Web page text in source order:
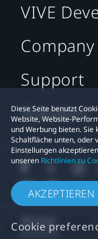
Diese Seite benutzt
Website, Website-
und Werbung bieten. Sie
Schaltfläche unten, oder
Einstellungen
unseren Richtlinien zu
AKZEPTIEREN
Cookie
VIVE
Company
Support
Standort